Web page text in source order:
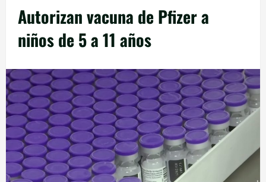
Autorizan vacuna de Pfizer a
niños de 5 a 11 años